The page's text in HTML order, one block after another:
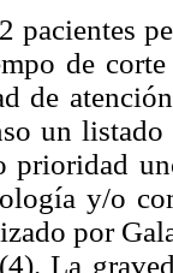
pacientes
de
de
un
prioridad
y/o
por
La